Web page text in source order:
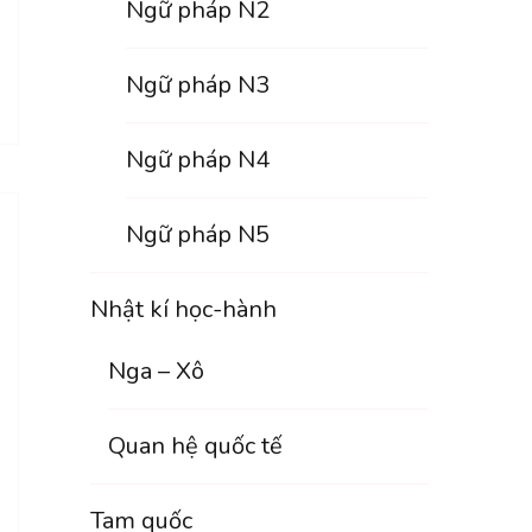
Ngữ pháp N2
Ngữ pháp N3
Ngữ pháp N4
Ngữ pháp N5
Nhật kí học-hành
Nga – Xô
Quan hệ quốc tế
Tam quốc